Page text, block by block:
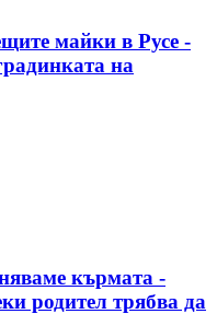
майки в Русе -
на
кърмата -
родител трябва да